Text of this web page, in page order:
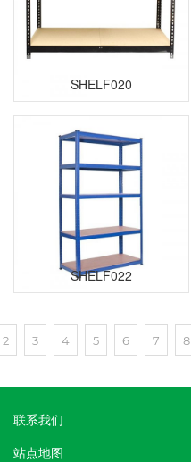
SHELF020
SHELF022
2 3 4 5 6 7 8
联系我们
站点地图